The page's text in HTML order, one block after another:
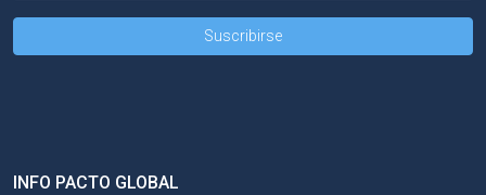
INFO PACTO GLOBAL